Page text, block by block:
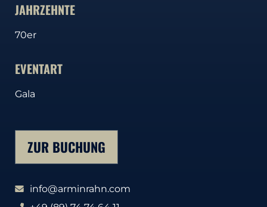
JAHRZEHNTE
70er
EVENTART
Gala
ZUR BUCHUNG
info@arminrahn.com